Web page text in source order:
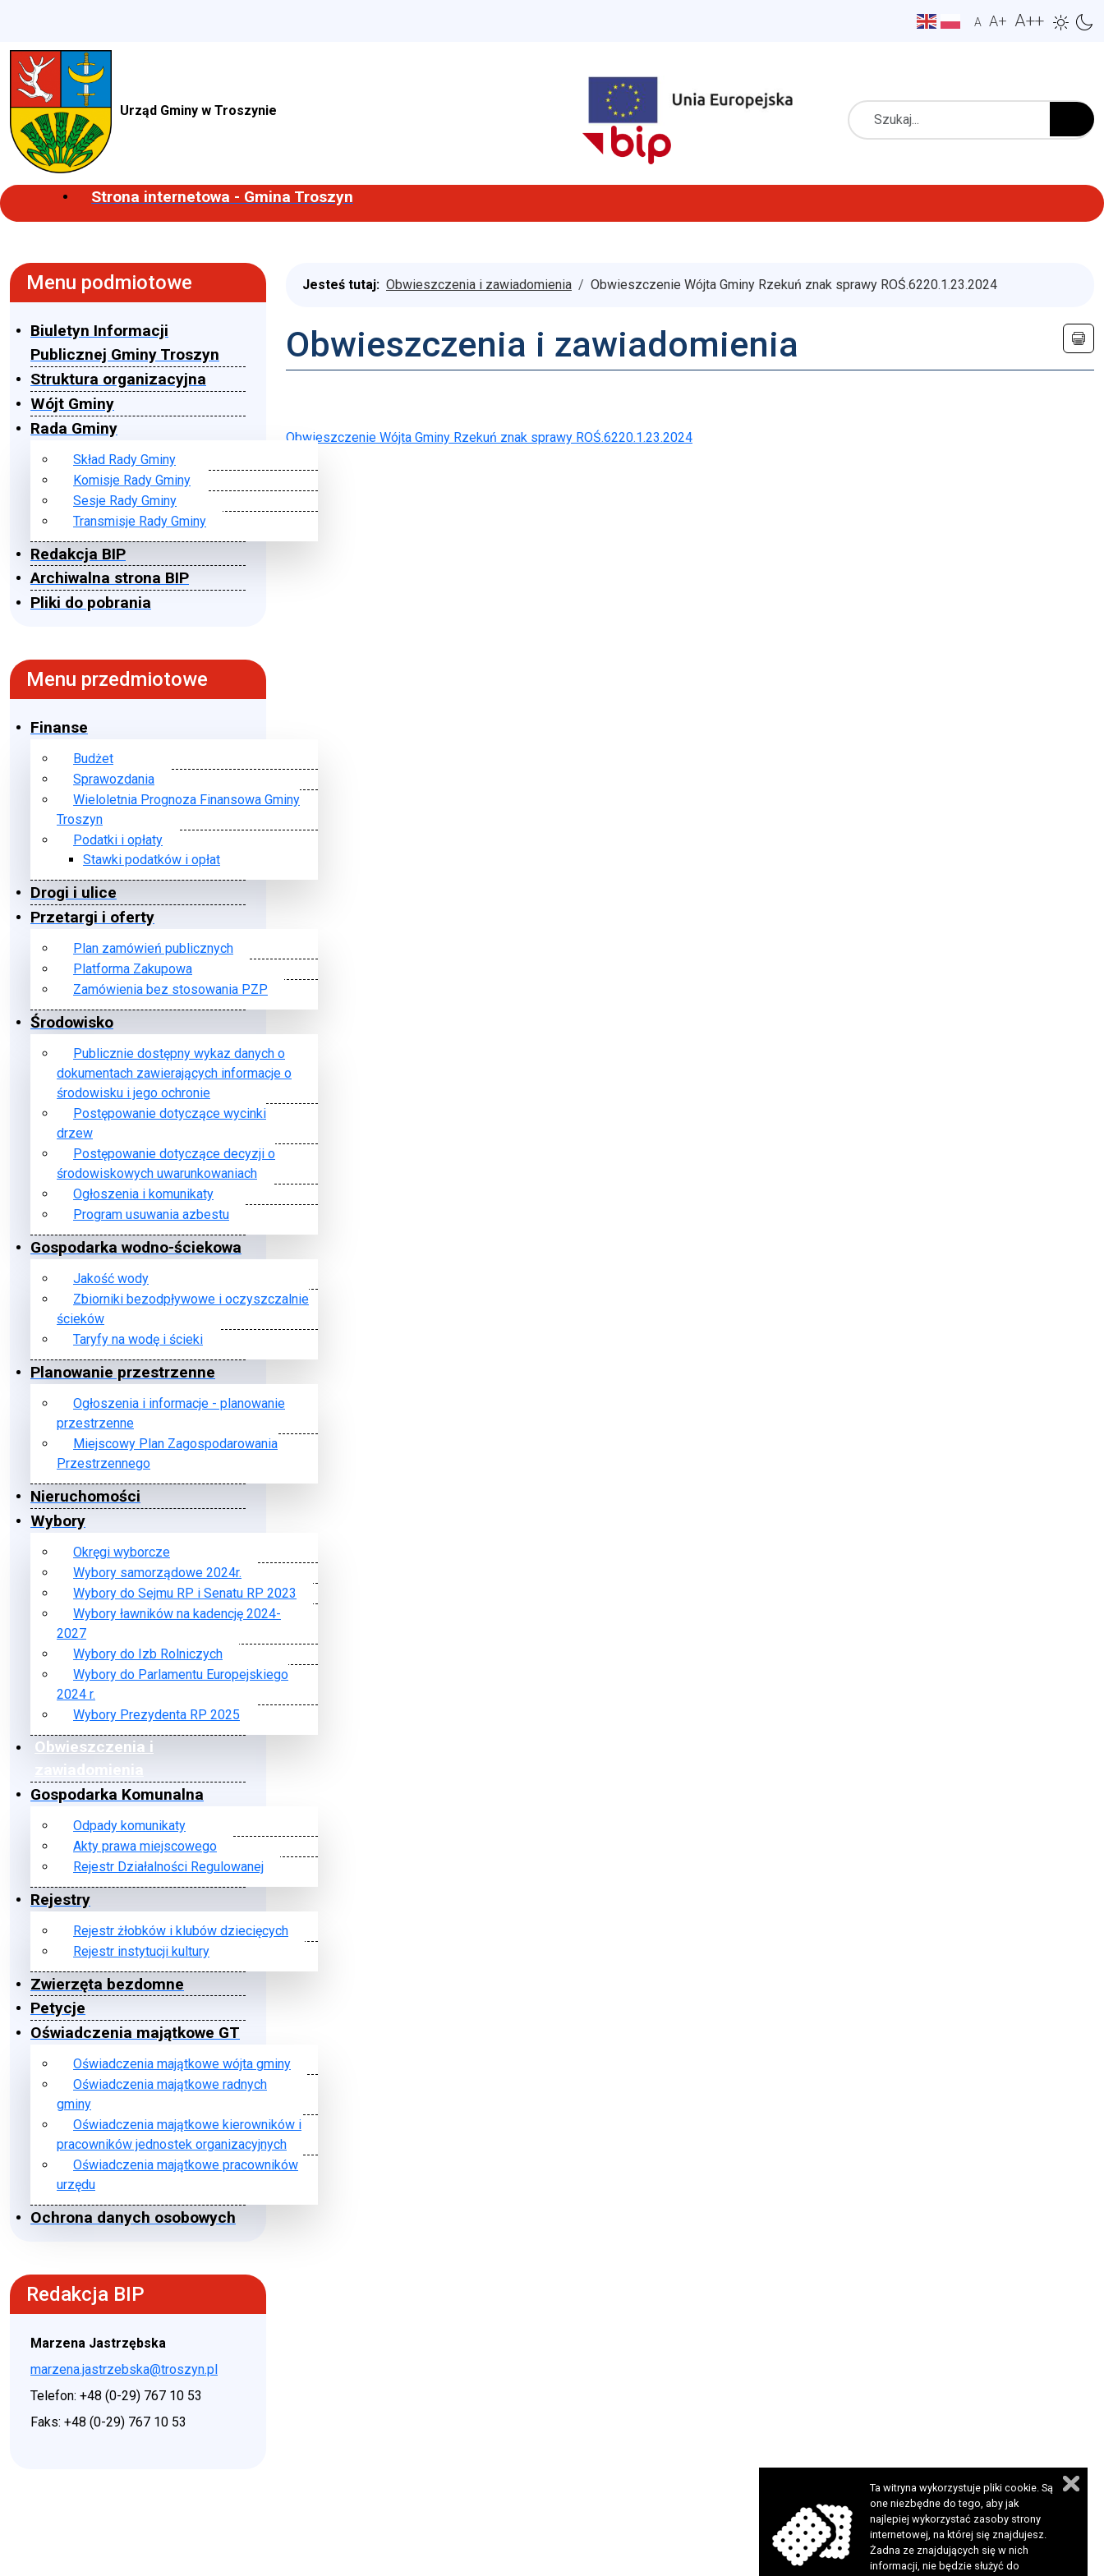
A A+ A++
Urząd Gminy w Troszynie
Szukaj
Strona internetowa - Gmina Troszyn
Menu podmiotowe
Biuletyn Informacji
Publicznej Gminy Troszyn
Struktura organizacyjna
Wójt Gminy
Rada Gminy
Skład Rady Gminy
Komisje Rady Gminy
Sesje Rady Gminy
Transmisje Rady Gminy
Redakcja BIP
Archiwalna strona BIP
Pliki do pobrania
Menu przedmiotowe
Finanse
Budżet
Sprawozdania
Wieloletnia Prognoza Finansowa Gminy
Troszyn
Podatki i opłaty
Stawki podatków i opłat
Drogi i ulice
Przetargi i oferty
Plan zamówień publicznych
Platforma Zakupowa
Zamówienia bez stosowania PZP
Środowisko
Publicznie dostępny wykaz danych o
dokumentach zawierających informacje o
środowisku i jego ochronie
Postępowanie dotyczące wycinki
drzew
Postępowanie dotyczące decyzji o
środowiskowych uwarunkowaniach
Ogłoszenia i komunikaty
Program usuwania azbestu
Gospodarka wodno-ściekowa
Jakość wody
Zbiorniki bezodpływowe i oczyszczalnie
ścieków
Taryfy na wodę i ścieki
Planowanie przestrzenne
Ogłoszenia i informacje - planowanie
przestrzenne
Miejscowy Plan Zagospodarowania
Przestrzennego
Nieruchomości
Wybory
Okręgi wyborcze
Wybory samorządowe 2024r.
Wybory do Sejmu RP i Senatu RP 2023
Wybory ławników na kadencję 2024-
2027
Wybory do Izb Rolniczych
Wybory do Parlamentu Europejskiego
2024 r.
Wybory Prezydenta RP 2025
Obwieszczenia i
zawiadomienia
Gospodarka Komunalna
Odpady komunikaty
Akty prawa miejscowego
Rejestr Działalności Regulowanej
Rejestry
Rejestr żłobków i klubów dziecięcych
Rejestr instytucji kultury
Zwierzęta bezdomne
Petycje
Oświadczenia majątkowe GT
Oświadczenia majątkowe wójta gminy
Oświadczenia majątkowe radnych
gminy
Oświadczenia majątkowe kierowników i
pracowników jednostek organizacyjnych
Oświadczenia majątkowe pracowników
urzędu
Ochrona danych osobowych
Redakcja BIP
Marzena Jastrzębska
marzena.jastrzebska@troszyn.pl
Telefon: +48 (0-29) 767 10 53
Faks: +48 (0-29) 767 10 53
Jesteś tutaj: Obwieszczenia i zawiadomienia Obwieszczenie Wójta Gminy Rzekuń znak sprawy ROŚ.6220.1.23.2024
Obwieszczenia i zawiadomienia
Obwieszczenie Wójta Gminy Rzekuń znak sprawy ROŚ.6220.1.23.2024
Ta witryna wykorzystuje pliki cookie. Są
one niezbędne do tego, aby jak
najlepiej wykorzystać zasoby strony
internetowej, na której się znajdujesz.
Żadna ze znajdujących się w nich
informacji, nie będzie służyć do